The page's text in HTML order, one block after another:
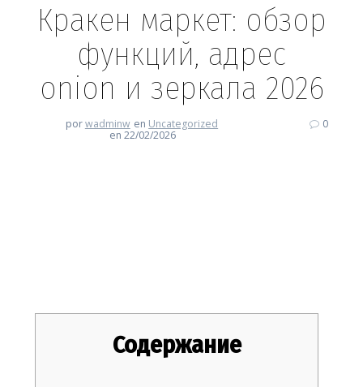
Кракен маркет: обзор
функций, адрес
onion и зеркала 2026
porwadminw en Uncategorized
en 22/02/2026
0
Содержание